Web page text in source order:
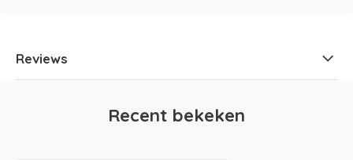
Reviews
Recent bekeken